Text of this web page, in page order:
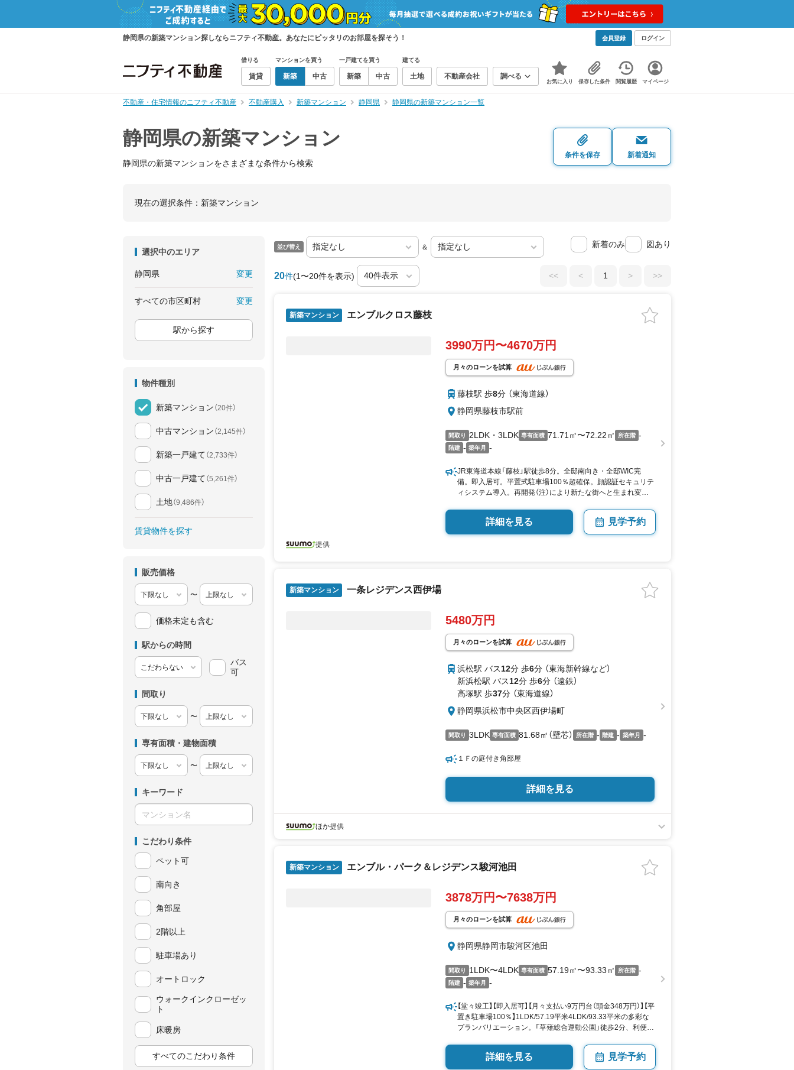
静岡県の新築マンション探しならニフティ不動産。あなたにピッタリのお部屋を探そう！ 会員登録 ログイン
借りる
賃貸
マンションを買う
新築 中古
一戸建てを買う
新築 中古
建てる
土地 不動産会社 調べる
お気に入り 保存した条件 閲覧履歴 マイページ
不動産・住宅情報のニフティ不動産 不動産購入 新築マンション 静岡県 静岡県の新築マンション一覧
静岡県の新築マンション
静岡県の新築マンションをさまざまな条件から検索
条件を保存 新着通知
現在の選択条件： 新築マンション
選択中のエリア
静岡県 変更
すべての市区町村 変更
駅から探す
物件種別
新築マンション （20件）
中古マンション （2,145件）
新築一戸建て （2,733件）
中古一戸建て （5,261件）
土地（9,486件）
賃貸物件を探す
販売価格
〜
価格未定も含む
駅からの時間
バス
可
間取り
〜
専有面積・建物面積
〜
キーワード
こだわり条件
ペット可
南向き
角部屋
2階以上
駐車場あり
オートロック
ウォークインクローゼッ
ト
床暖房
すべてのこだわり条件
並び替え ＆ 新着のみ 図あり
20件(1〜20件を表示) << < 1 > >>
新築マンション エンブルクロス藤枝
3990万円〜4670万円
月々のローンを試算
藤枝駅 歩8分 （東海道線）
静岡県藤枝市駅前
間取り 2LDK・3LDK 専有面積 71.71㎡〜72.22㎡ 所在階 -
階建 - 築年月 -
JR東海道本線「藤枝」駅徒歩8分。全邸南向き・全邸WIC完
備。即入居可。平置式駐車場100％超確保。顔認証セキュリテ
ィシステム導入。再開発（注）により新たな街へと生まれ変わ
詳細を見る 見学予約
提供
新築マンション 一条レジデンス西伊場
5480万円
月々のローンを試算
浜松駅 バス12分 歩6分 （東海新幹線など）
新浜松駅 バス12分 歩6分 （遠鉄）
高塚駅 歩37分 （東海道線）
静岡県浜松市中央区西伊場町
間取り 3LDK 専有面積 81.68㎡（壁芯） 所在階 - 階建 - 築年月 -
１Ｆの庭付き角部屋
詳細を見る
ほか提供
新築マンション エンブル・パーク＆レジデンス駿河池田
3878万円〜7638万円
月々のローンを試算
静岡県静岡市駿河区池田
間取り 1LDK〜4LDK 専有面積 57.19㎡〜93.33㎡ 所在階 -
階建 - 築年月 -
【堂々竣工】【即入居可】【月々支払い9万円台（頭金348万円）】【平
置き駐車場100％】1LDK/57.19平米4LDK/93.33平米の多彩な
プランバリエーション。「草薙総合運動公園」徒歩2分、利便も
詳細を見る 見学予約